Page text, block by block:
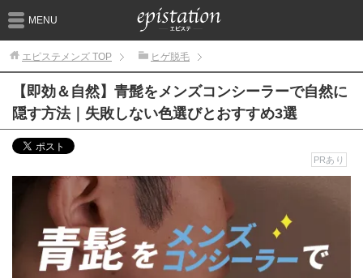
MENU
エピステメンズ TOP ヒゲ脱毛
【即効＆自然】青髭をメンズコンシーラーで自然に
隠す方法｜失敗しない色選びとおすすめ3選
PRあり